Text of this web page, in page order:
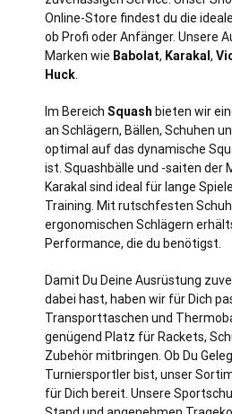
Online-Store findest du die
ob Profi oder Anfänger. Unsere
Marken wie Babolat, Karakal ,
Huck
Im Bereich Squash bieten wir
an Schlägern, Bällen, Schuhen
optimal auf das dynamische
ist. Squashbälle und -saiten der
Karakal sind ideal für lange
Training. Mit rutschfesten
ergonomischen Schlägern
Performance, die du benötigst.
Damit Du Deine Ausrüstung
dabei hast, haben wir für Dich
Transporttaschen und
genügend Platz für Rackets,
Zubehör mitbringen. Ob Du
Turniersportler bist, unser
für Dich bereit. Unsere